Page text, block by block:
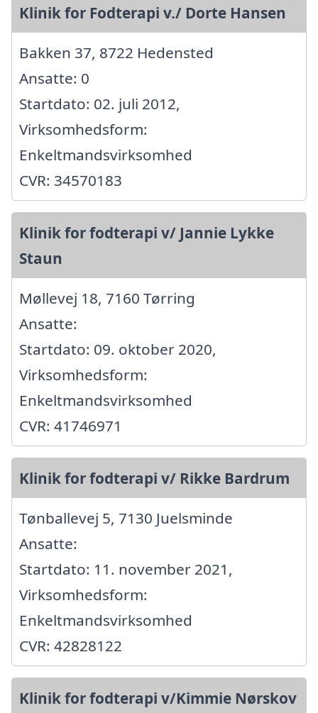
Klinik for Fodterapi v./ Dorte Hansen
Bakken 37, 8722 Hedensted
Ansatte: 0
Startdato: 02. juli 2012,
Virksomhedsform:
Enkeltmandsvirksomhed
CVR: 34570183
Klinik for fodterapi v/ Jannie Lykke
Staun
Møllevej 18, 7160 Tørring
Ansatte:
Startdato: 09. oktober 2020,
Virksomhedsform:
Enkeltmandsvirksomhed
CVR: 41746971
Klinik for fodterapi v/ Rikke Bardrum
Tønballevej 5, 7130 Juelsminde
Ansatte:
Startdato: 11. november 2021,
Virksomhedsform:
Enkeltmandsvirksomhed
CVR: 42828122
Klinik for fodterapi v/Kimmie Nørskov